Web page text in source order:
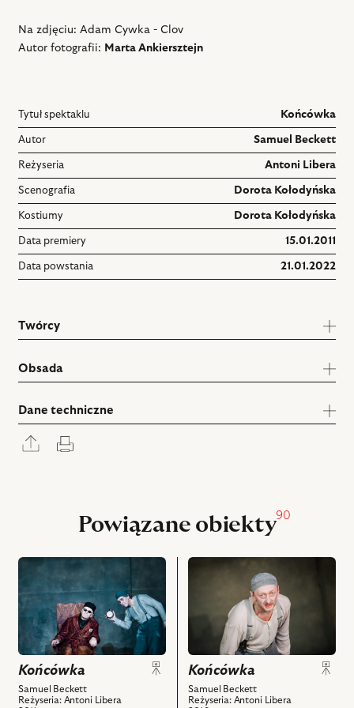
Na zdjęciu: Adam Cywka - Clov
Autor fotografii: Marta Ankiersztejn
Tytuł spektaklu Końcówka
Autor Samuel Beckett
Reżyseria Antoni Libera
Scenografia Dorota Kołodyńska
Kostiumy Dorota Kołodyńska
Data premiery 15.01.2011
Data powstania 21.01.2022
Twórcy
Obsada
Dane techniczne
Rozwiń
panel
Powiązane obiekty90
przejdź
obiektu
Końcówka,
zdjęciu:
Andrzej
Seweryn
–
Końcówka
Samuel Beckett
Reżyseria: Antoni Libera
przejdź
Końcówka,
zdjęciu:
Andrzej
Mastalerz
-
Końcówka
Samuel Beckett
Reżyseria: Antoni Libera